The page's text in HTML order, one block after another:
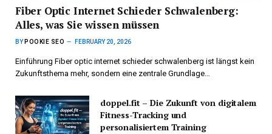
Fiber Optic Internet Schieder Schwalenberg:
Alles, was Sie wissen müssen
BY POOKIE SEO FEBRUARY 20, 2026
Einführung Fiber optic internet schieder schwalenberg ist längst kein
Zukunftsthema mehr, sondern eine zentrale Grundlage…
doppel.fit – Die Zukunft von digitalem
Fitness-Tracking und
personalisiertem Training